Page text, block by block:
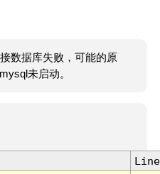
数据库失败，可能的原
未启动。
Line